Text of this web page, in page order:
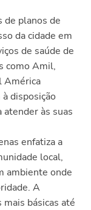
de planos de
da cidade em
de saúde de
como Amil,
América
disposição
atender às suas
enfatiza a
local,
ambiente onde
A
básicas até